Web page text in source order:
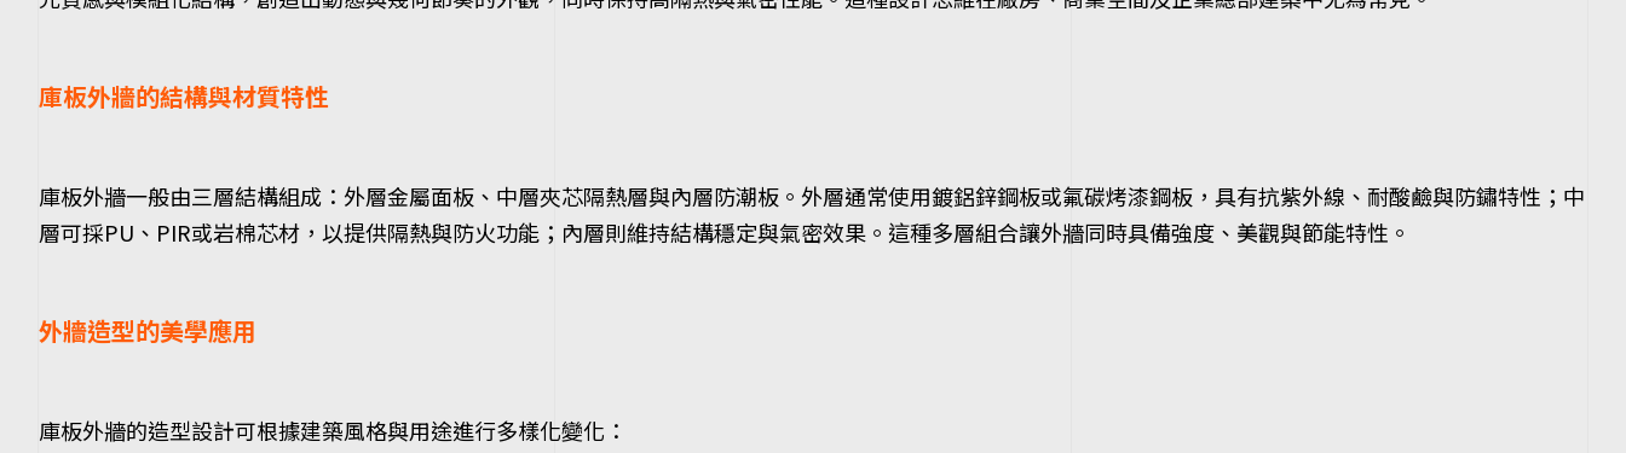
庫板外牆的結構與材質特性
庫板外牆一般由三層結構組成：外層金屬面板、中層夾芯隔熱層與內層防潮板。外層通常使用鍍鋁鋅鋼板或氟碳烤漆鋼板，具有抗紫外線、耐酸鹼與防鏽特性；中
層可採PU、PIR或岩棉芯材，以提供隔熱與防火功能；內層則維持結構穩定與氣密效果。這種多層組合讓外牆同時具備強度、美觀與節能特性。
外牆造型的美學應用
庫板外牆的造型設計可根據建築風格與用途進行多樣化變化：